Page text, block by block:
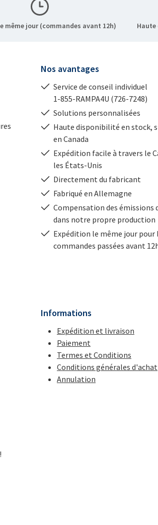
même jour (commandes avant 12h)
Nos avantages
Service de conseil individuel
1-855-RAMPA4U (726-7248)
Solutions personnalisées
Haute disponibilité en stock,
en Canada
Expédition facile à travers le
les États-Unis
Directement du fabricant
Fabriqué en Allemagne
Compensation des émissions
dans notre propre production
Expédition le même jour pour
commandes passées avant
Informations
Expédition et livraison
Paiement
Termes et Conditions
Conditions générales d'achat
Annulation